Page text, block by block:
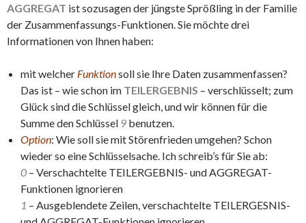
AGGREGAT ist sozusagen der jüngste Sprößling in der Familie
der Zusammenfassungs-Funktionen. Sie möchte drei
Informationen von Ihnen haben:
mit welcher Funktionsoll sie Ihre Daten zusammenfassen?
Das ist – wie schon im TEILERGEBNIS – verschlüsselt; zum
Glück sind die Schlüssel gleich, und wir können für die
Summe den Schlüssel 9 benutzen.
Option: Wie soll sie mit Störenfrieden umgehen? Schon
wieder so eine Schlüsselsache. Ich schreib’s für Sie ab:
0 – Verschachtelte TEILERGEBNIS- und AGGREGAT-
Funktionen ignorieren
1 – Ausgeblendete Zeilen, verschachtelte TEILERGESNIS-